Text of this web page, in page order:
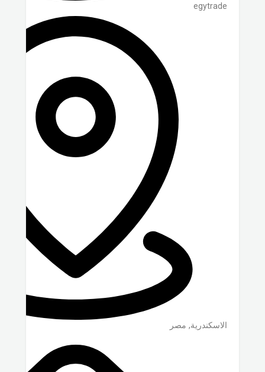
egytrade
الاسكندرية, مصر